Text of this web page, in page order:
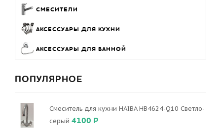
СМЕСИТЕЛИ
АКСЕССУАРЫ ДЛЯ КУХНИ
АКСЕССУАРЫ ДЛЯ ВАННОЙ
ПОПУЛЯРНОЕ
Смеситель для кухни HAIBA HB4624-Q10 Светло-
серый 4100 Р